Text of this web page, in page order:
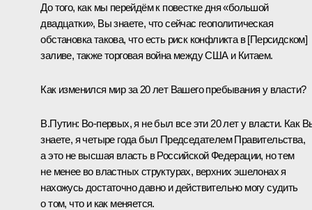
До того, как мы перейдём к повестке дня «большой
двадцатки», Вы знаете, что сейчас геополитическая
обстановка такова, что есть риск конфликта в [Персидском]
заливе, также торговая война между США и Китаем.
Как изменился мир за 20 лет Вашего пребывания у власти?
В.Путин: Во‑первых, я не был все эти 20 лет у власти. Как
знаете, я четыре года был Председателем Правительства,
а это не высшая власть в Российской Федерации, но тем
не менее во властных структурах, верхних эшелонах я
нахожусь достаточно давно и действительно могу судить
о том, что и как меняется.